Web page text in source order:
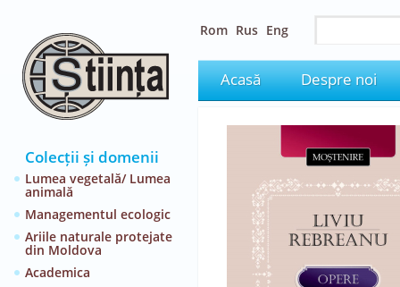
Colecții și domenii
Lumea vegetală/ Lumea
animală
Managementul ecologic
Ariile naturale protejate
din Moldova
Academica
Rom Rus Eng
Acasă Despre noi